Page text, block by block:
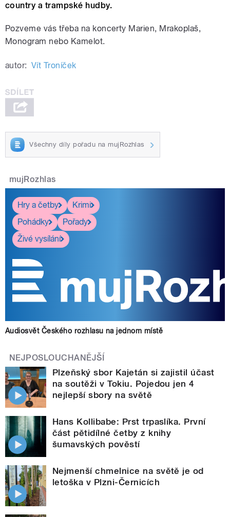
country a trampské hudby.
Pozveme vás třeba na koncerty Marien, Mrakoplaš,
Monogram nebo Kamelot.
autor: Vít Troníček
Všechny díly pořadu na mujRozhlas
mujRozhlas
Hry a četby
Krimi
Pohádky
Pořady
Živé vysílání
Audiosvět Českého rozhlasu na jednom místě
NEJPOSLOUCHANĚJŠÍ
Plzeňský sbor Kajetán si zajistil účast
na soutěži v Tokiu. Pojedou jen 4
nejlepší sbory na světě
Hans Kollibabe: Prst trpaslíka. První
část pětidílné četby z knihy
šumavských pověstí
Nejmenší chmelnice na světě je od
letoška v Plzni-Černicích